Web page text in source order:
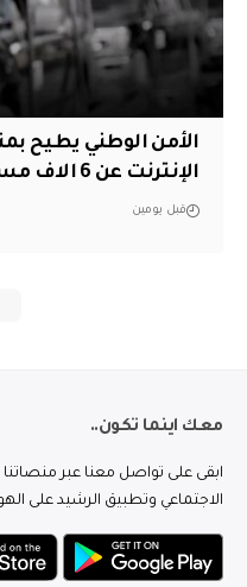
الأمن الوطني يطيح
الإنترنت عن 6 الاف مستخدم في نينوى
قبل يومين
معك اينما تكون..
ابقى على تواصل معنا عبر
الاجتماعي وتطبيق الرشيد على